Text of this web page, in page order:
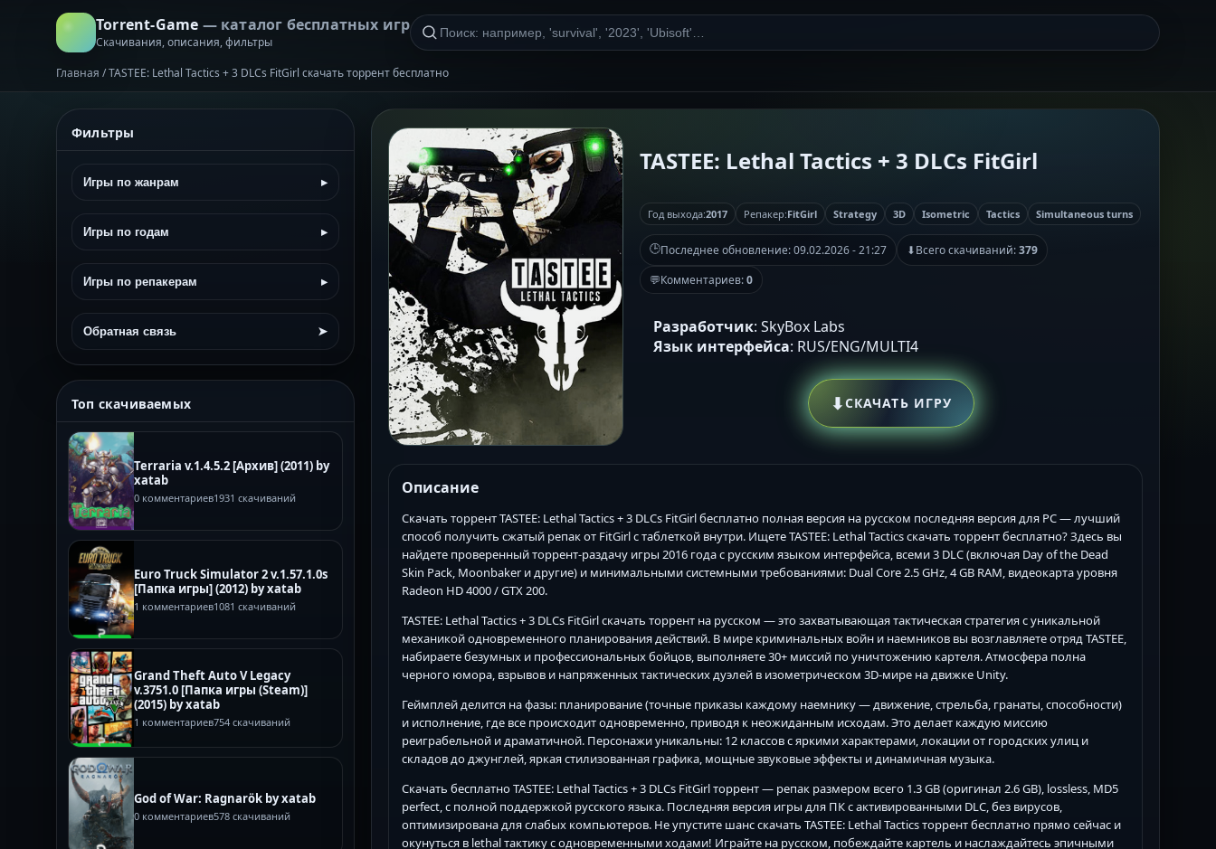
Torrent-Game — каталог бесплатных игр
Скачивания, описания, фильтры
Главная /TASTEE: Lethal Tactics + 3 DLCs FitGirl скачать торрент бесплатно
Фильтры
Игры по жанрам ▸
Игры по годам ▸
Игры по репакерам ▸
Обратная связь ➤
Топ скачиваемых
Terraria v.1.4.5.2 [Архив] (2011) by
xatab
0 комментариев1931 скачиваний
Euro Truck Simulator 2 v.1.57.1.0s
[Папка игры] (2012) by xatab
1 комментариев1081 скачиваний
Grand Theft Auto V Legacy
v.3751.0 [Папка игры (Steam)]
(2015) by xatab
1 комментариев754 скачиваний
God of War: Ragnarök by xatab
0 комментариев578 скачиваний
TASTEE: Lethal Tactics + 3 DLCs FitGirl
Год выхода:2017 Репакер:FitGirl Strategy 3D Isometric Tactics Simultaneous turns
🕒Последнее обновление:09.02.2026 - 21:27 ⬇Всего скачиваний:379
💬Комментариев:0
Разработчик: SkyBox Labs
Язык интерфейса: RUS/ENG/MULTI4
⬇СКАЧАТЬ ИГРУ
Описание
Скачать торрент TASTEE: Lethal Tactics + 3 DLCs FitGirl бесплатно полная версия на русском последняя версия для PC — лучший
способ получить сжатый репак от FitGirl с таблеткой внутри. Ищете TASTEE: Lethal Tactics скачать торрент бесплатно? Здесь вы
найдете проверенный торрент-раздачу игры 2016 года с русским языком интерфейса, всеми 3 DLC (включая Day of the Dead
Skin Pack, Moonbaker и другие) и минимальными системными требованиями: Dual Core 2.5 GHz, 4 GB RAM, видеокарта уровня
Radeon HD 4000 / GTX 200.
TASTEE: Lethal Tactics + 3 DLCs FitGirl скачать торрент на русском — это захватывающая тактическая стратегия с уникальной
механикой одновременного планирования действий. В мире криминальных войн и наемников вы возглавляете отряд TASTEE,
набираете безумных и профессиональных бойцов, выполняете 30+ миссий по уничтожению картеля. Атмосфера полна
черного юмора, взрывов и напряженных тактических дуэлей в изометрическом 3D-мире на движке Unity.
Геймплей делится на фазы: планирование (точные приказы каждому наемнику — движение, стрельба, гранаты, способности)
и исполнение, где все происходит одновременно, приводя к неожиданным исходам. Это делает каждую миссию
реиграбельной и драматичной. Персонажи уникальны: 12 классов с яркими характерами, локации от городских улиц и
складов до джунглей, яркая стилизованная графика, мощные звуковые эффекты и динамичная музыка.
Скачать бесплатно TASTEE: Lethal Tactics + 3 DLCs FitGirl торрент — репак размером всего 1.3 GB (оригинал 2.6 GB), lossless, MD5
perfect, с полной поддержкой русского языка. Последняя версия игры для ПК с активированными DLC, без вирусов,
оптимизирована для слабых компьютеров. Не упустите шанс скачать TASTEE: Lethal Tactics торрент бесплатно прямо сейчас и
окунуться в lethal тактику с одновременными ходами! Играйте на русском, побеждайте картель и наслаждайтесь эпичными